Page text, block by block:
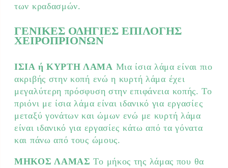
των κραδασμών.
ΓΕΝΙΚΕΣ ΟΔΗΓΙΕΣ ΕΠΙΛΟΓΗΣ
ΧΕΙΡΟΠΡΙΟΝΩΝ
ΙΣΙΑ ή ΚΥΡΤΗ ΛΑΜΑ Μια ίσια λάμα είναι πιο
ακριβής στην κοπή ενώ η κυρτή λάμα έχει
μεγαλύτερη πρόσφυση στην επιφάνεια κοπής. Το
πριόνι με ίσια λάμα είναι ιδανικό για εργασίες
μεταξύ γονάτων και ώμων ενώ με κυρτή λάμα
είναι ιδανικό για εργασίες κάτω από τα γόνατα
και πάνω από τους ώμους.
ΜΗΚΟΣ ΛΑΜΑΣ Το μήκος της λάμας που θα